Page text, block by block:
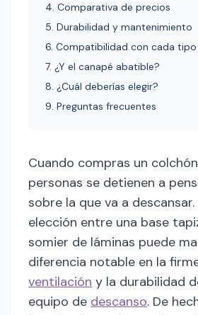
4. Comparativa de precios
5. Durabilidad y mantenimiento
6. Compatibilidad con cada
7. ¿Y el canapé abatible?
8. ¿Cuál deberías elegir?
9. Preguntas frecuentes
Cuando compras un
personas se detienen a
sobre la que va a
elección entre una base
somier de láminas puede
diferencia notable en la
ventilación y la durabilidad
equipo de descanso. De